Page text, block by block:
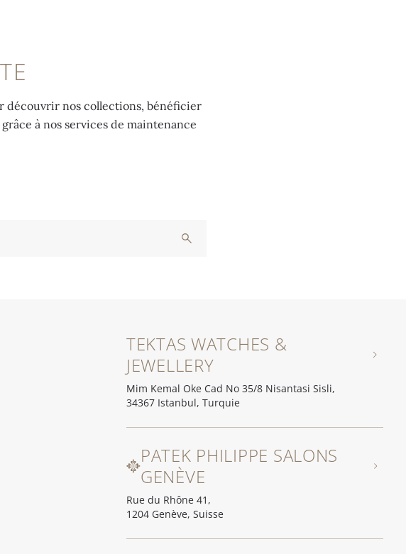
découvrir nos collections, bénéficier
à nos services de maintenance
TEKTAS WATCHES &
JEWELLERY
Mim Kemal Oke Cad No 35/8 Nisantasi Sisli,
34367 Istanbul, Turquie
PATEK PHILIPPE SALONS
GENÈVE
Rue du Rhône 41,
1204 Genève, Suisse